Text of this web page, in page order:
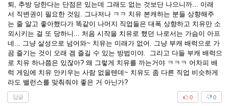
퇴, 추방 당한다는 단점은 있는데 그래도 없는 것보단 나으니까... 이래
서 직변권이 필요한 것임. 그나저나 ㅋㅋ 치유 본캐하는 분들 상향해주
는 줄 알고 좋아했다가 똑같이 나머지 직업들은 대폭 상향하고 치유만 소
외시키는 걸 또 당하니... 처음 시작을 치유로 했던 나로서는 가슴이 아프
네... 그냥 살성으로 넘어와~ 치유는 미래가 없어. 그냥 부캐 배럭으로 가
끔 즐기는 것이 오래 겜 즐길 수 있는 방법이야. 그리고 다들 부캐 배럭으
로 치유 하나쯤은 있잖아? 왜 그렇게 치유를 까는거야 ㅋㅋㅋ 어차피 배
럭 게임에 치유 안키우는 사람 없을텐데~ 치유도 좀 다른 직업 비슷하게
라도 밸런스를 맞춰줘야 좋은 거 아닌가?
답글 0
0